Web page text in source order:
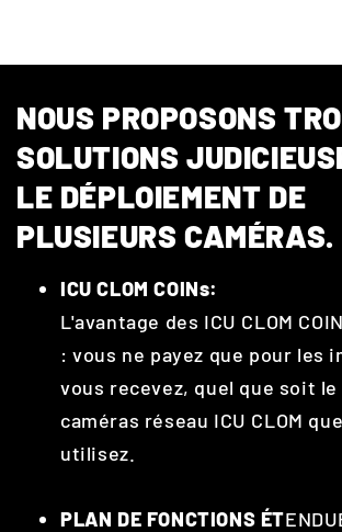
NOUS PROPOSONS
SOLUTIONS
LE DÉPLOIEMENT DE
PLUSIEURS CAMÉRAS.
ICU CLOMCOINs:
L'avantage des ICU CLOM
: vous ne payez que pour les
vous recevez, quel que soit le
caméras réseau ICU CLOM
utilisez.
PLAN DE FONCTIONS ÉT